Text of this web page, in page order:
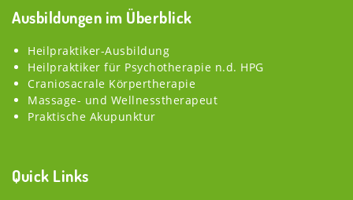
Ausbildungen im Überblick
Heilpraktiker-Ausbildung
Heilpraktiker für Psychotherapie n.d. HPG
Craniosacrale Körpertherapie
Massage- und Wellnesstherapeut
Praktische Akupunktur
Quick Links